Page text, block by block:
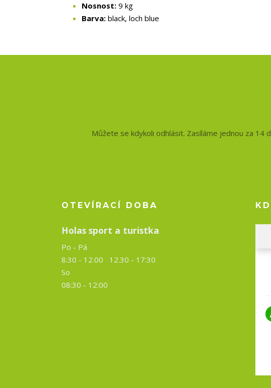
Nosnost: 9 kg
Barva: black, loch blue
Můžete se kdykoli odhlásit. Zasíláme jednou za 14
OTEVÍRACÍ DOBA
Holas sport a turistka
Po - Pá
8:30 - 12.00 12.30 - 17:30
So
08:30 - 12:00